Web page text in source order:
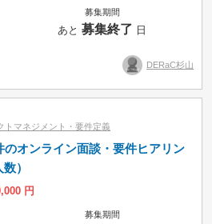
募集期間
あと募集終了 日
DERaC杉山
トマネジメント・要件定義
オンライン面談・要件ヒアリン
）
円
募集期間